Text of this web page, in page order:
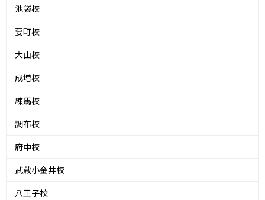
池袋校
要町校
大山校
成増校
練馬校
調布校
府中校
武蔵小金井校
八王子校